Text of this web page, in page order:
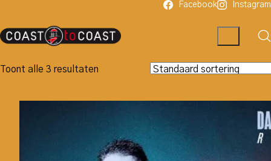
Facebook Instagram
Toont alle 3 resultaten